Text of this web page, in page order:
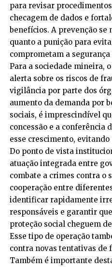
para revisar
checagem de dados e
benefícios. A prevenção
quanto a punição para
comprometam a segurança
Para a sociedade mineira,
alerta sobre os riscos de
vigilância por parte dos
aumento da demanda por
sociais, é imprescindível
concessão e a conferência
esse crescimento,
Do ponto de vista
atuação integrada entre
combate a crimes contra o
cooperação entre
identificar rapidamente
responsáveis e garantir
proteção social cheguem
Esse tipo de operação
contra novas tentativas de
Também é importante